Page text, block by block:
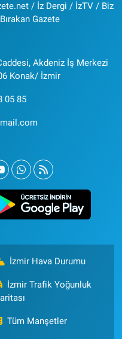
/ İz Dergi / İzTV / Biz
Gazete
Akdeniz İş Merkezi
Konak/ İzmir
05 85
İzmir Hava Durumu
İzmir Trafik Yoğunluk
Tüm Manşetler